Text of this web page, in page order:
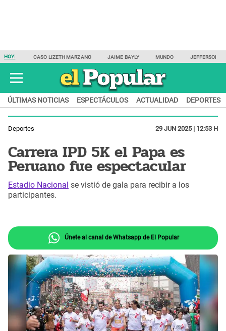
HOY: CASO LIZETH MARZANO JAIME BAYLY MUNDO JEFFERSON
ÚLTIMAS NOTICIAS ESPECTÁCULOS ACTUALIDAD DEPORTES
Deportes 29 JUN 2025 | 12:53 H
Carrera IPD 5K el Papa es
Peruano fue espectacular
Estadio Nacional se vistió de gala para recibir a los
participantes.
Únete al canal de Whatsapp de El Popular